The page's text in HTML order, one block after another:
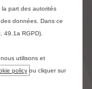
part des autorités
données. Dans ce
49.1a RGPD).
utilisons et
policy ou cliquer sur